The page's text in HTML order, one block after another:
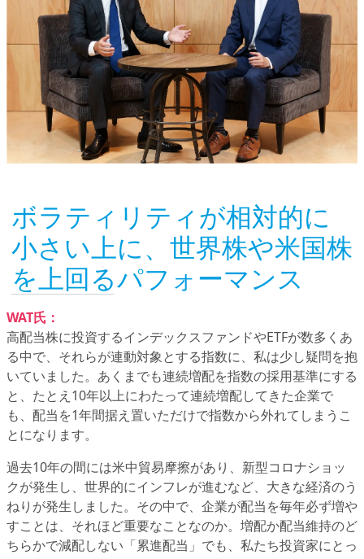
ボラティリティが相対的に
小さい上に、世界株や米国株
を上回るパフォーマンス
WAT氏：
高配当株に投資するインデックスファンドやETFが数多くあ
る中で、それらが連動対象とする指数に、私は少し疑問を抱
いていました。あくまでも連続増配を指数の採用基準にする
と、たとえ10年以上にわたって連続増配してきた企業で
も、配当を1年間据え置いただけで指数から外れてしまうこ
とになります。
過去10年の間には米中貿易摩擦があり、新型コロナショッ
クが発生し、世界的にインフレが進むなど、大きな経済のう
ねりが発生しました。その中で、企業が配当を毎年必ず増や
すことは、それほど重要なことなのか。増配か配当維持のど
ちらかで減配しない「累進配当」でも、私たち投資家にとっ